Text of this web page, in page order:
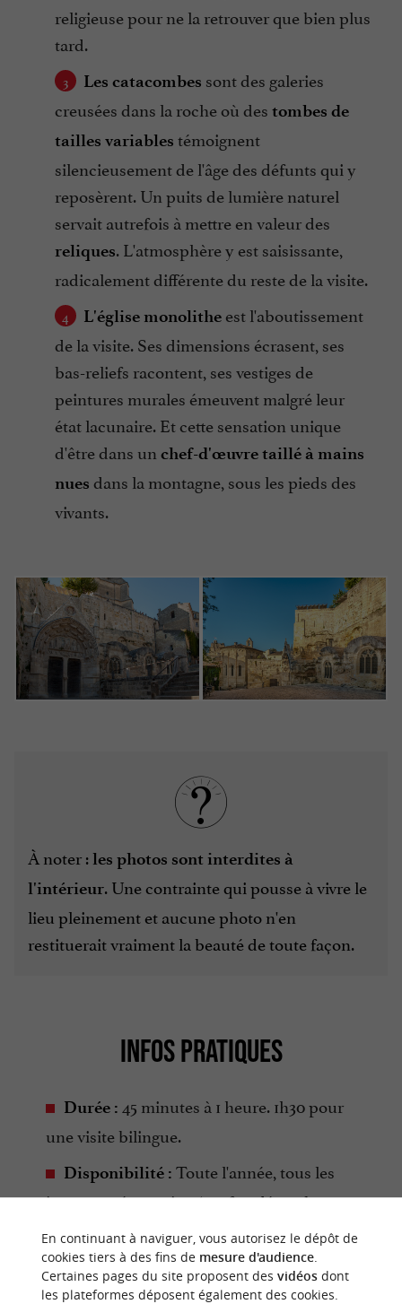
religieuse pour ne la retrouver que bien plus
tard.
Les catacombes sont des galeries
creusées dans la roche où des tombes de
tailles variables témoignent
silencieusement de l'âge des défunts qui y
reposèrent. Un puits de lumière naturel
servait autrefois à mettre en valeur des
reliques. L'atmosphère y est saisissante,
radicalement différente du reste de la visite.
L'église monolithe est l'aboutissement
de la visite. Ses dimensions écrasent, ses
bas-reliefs racontent, ses vestiges de
peintures murales émeuvent malgré leur
état lacunaire. Et cette sensation unique
d'être dans un chef-d'œuvre taillé à mains
nues dans la montagne, sous les pieds des
vivants.
À noter : les photos sont interdites à
l'intérieur. Une contrainte qui pousse à vivre le
lieu pleinement et aucune photo n'en
restituerait vraiment la beauté de toute façon.
INFOS PRATIQUES
Durée : 45 minutes à 1 heure. 1h30 pour
une visite bilingue.
Disponibilité : Toute l'année, tous les
jours sur réservation (sauf 25 décembre et 1er
janvier). Groupes limités à 35 personnes
maximum.
Tarifs :Adulte :15 €/Tarif réduit :12 €/
En continuant à naviguer, vous autorisez le dépôt de
cookies tiers à des fins de mesure d'audience.
Certaines pages du site proposent des vidéosdont
les plateformes déposent également des cookies.